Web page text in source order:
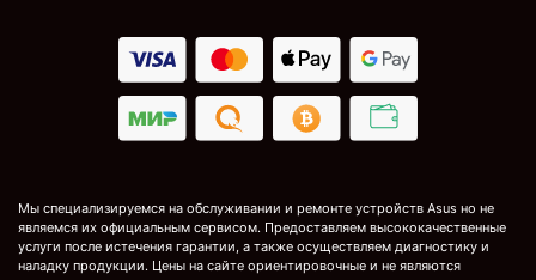
Мы специализируемся на обслуживании и ремонте устройств Asus но не
являемся их официальным сервисом. Предоставляем высококачественные
услуги после истечения гарантии, а также осуществляем диагностику и
наладку продукции. Цены на сайте ориентировочные и не являются